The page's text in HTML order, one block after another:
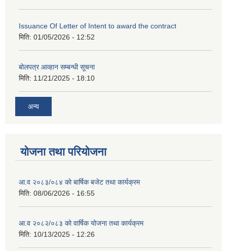
Issuance Of Letter of Intent to award the contract
मिति: 01/05/2026 - 12:52
बोलपत्र आव्हान सम्बन्धी सूचना
मिति: 11/21/2025 - 18:10
अन्य
योजना तथा परियोजना
आ.व २०८३/०८४ को बार्षिक बजेट तथा कार्यक्रम
मिति: 08/06/2026 - 16:55
आ.व २०८२/०८३ को वार्षिक योजना तथा कार्यक्रम
मिति: 10/13/2025 - 12:26